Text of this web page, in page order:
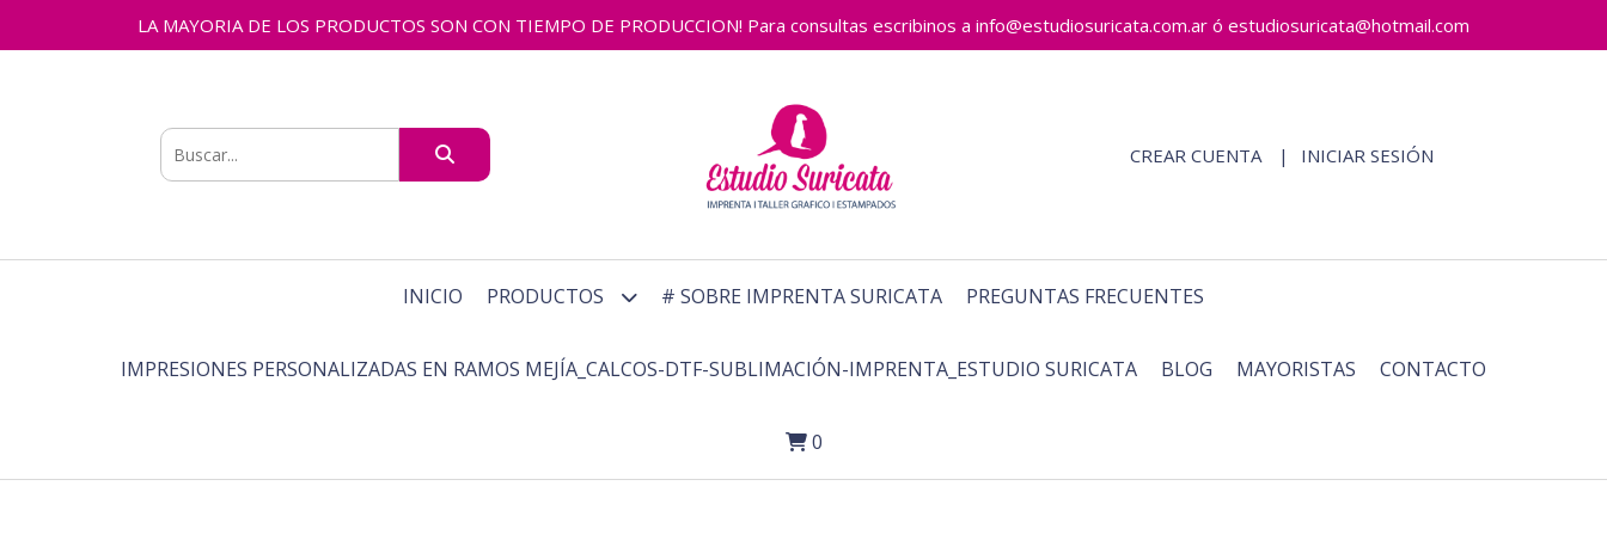
LA MAYORIA DE LOS PRODUCTOS SON CON TIEMPO DE PRODUCCION! Para consultas escribinos a info@estudiosuricata.com.ar ó estudiosuricata@hotmail.com
CREAR CUENTA INICIAR SESIÓN
INICIO PRODUCTOS # SOBRE IMPRENTA SURICATA PREGUNTAS FRECUENTES
IMPRESIONES PERSONALIZADAS EN RAMOS MEJÍA_CALCOS-DTF-SUBLIMACIÓN-IMPRENTA_ESTUDIO SURICATA BLOG MAYORISTAS CONTACTO
0